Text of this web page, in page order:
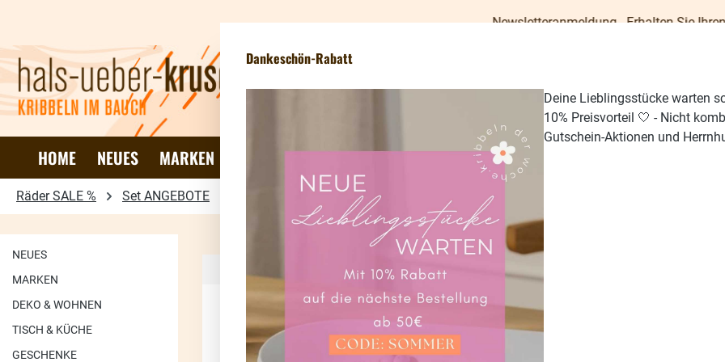
Newsletteranmeldung - Erhalten Sie Ihren
HOME NEUES MARKEN DEKO & WOHNEN TISCH & KÜCHE GESCHENKE
Räder SALE % Set ANGEBOTE
NEUES
MARKEN
DEKO & WOHNEN
TISCH & KÜCHE
GESCHENKE
93.25% 96.61
Dankeschön-Rabatt
Deine Lieblingsstücke warten
10% Preisvorteil 🤍 - Nicht
Gutschein-Aktionen und